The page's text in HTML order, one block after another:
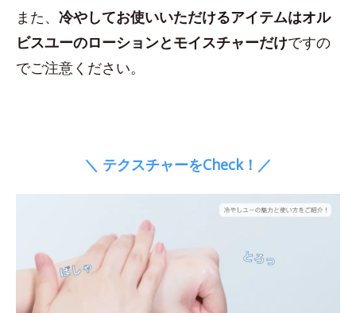
また、 冷やしてお使いいただけるアイテムはオル
ビスユーのローションとモイスチャーだけですの
でご注意ください。
＼ テクスチャーをCheck！／